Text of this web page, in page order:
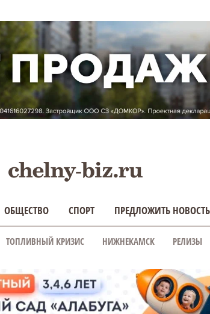
ОБЩЕСТВО СПОРТ ПРЕДЛОЖИТЬ НОВОСТЬ
ТОПЛИВНЫЙ КРИЗИС НИЖНЕКАМСК РЕЛИЗЫ